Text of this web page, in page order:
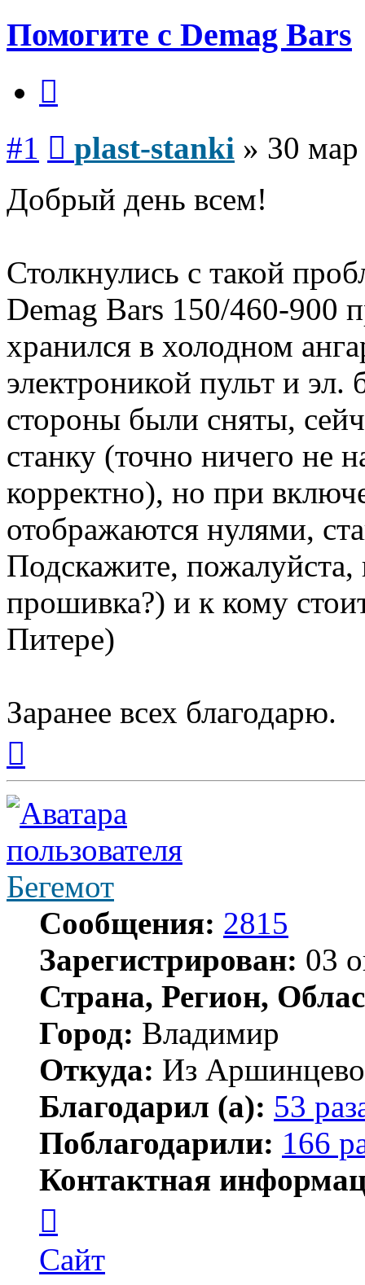
Помогите с Demag Bars
#1 plast-stanki » 30
Добрый день всем!
Столкнулись с такой
Demag Bars 150/460-900
хранился в холодном
электроникой пульт и
стороны были сняты,
станку (точно ничего не
корректно), но при
отображаются нулями,
Подскажите, пожалуйста,
прошивка?) и к кому
Питере)
Заранее всех благодарю.
началу
Бегемот
Сообщения: 2815
Зарегистрирован: 03
Страна, Регион,
Город: Владимир
Откуда: Из
Благодарил (а): 53
Поблагодарили: 166
Контактная
пользователя
Бегемот
Сайт